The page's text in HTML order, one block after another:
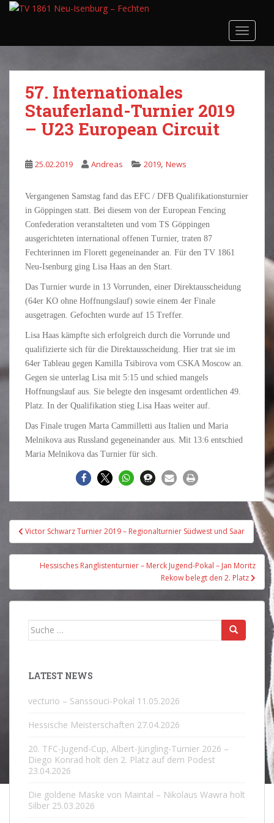
p
57. Internationales
Stauferland-Turnier 2019
– U23 European Circuit
25.02.2019 Andreas 2019, News
Vergangenen Samstag fand das EFC / DFB Qualifikationsturnier
in Göppingen statt. Bei diesem von der European Fencing
Confederation veranstalteten und vom TS Göppingen
ausgerichteten international offenen Turnier, traten 87
Fechterinnen im Florett gegeneinander an. Für den TV 1861
Neu-Isenburg ging Lisa Haas an den Start.
Das Turnier wurde in 13 Vorrunden, einer Direktausscheidung
(64er KO ohne Hoffnungslauf) sowie einem 4er Finale
ausgetragen. Gefochten wurde auf 15 Treffer.
Lisa Haas kämpfte sich erfolgreich durch die Vorrunde und
qualifizierte sich für die Direktausscheidung. Hier trat sie im
64er Tableau gegen Kamilla Tsibirova vom CSKA Moscow an.
Gegen sie unterlag Lisa mit 5:15 und schied mangels
Hoffnungslauf aus. Sie belegte den insgesamt ordentlichen 49.
Platz. In der Qualifikation stieg Lisa Haas weiter auf.
Das Finale trugen Marta Cammilletti aus Italien und Maria
Melnikova aus Russland gegeneinander aus. Mit 13:6 entschied
Maria Melnikova das Turnier für sich.
Beitragsnavigation
Victor Schwarz Turnier 2019 – Regionalturnier Südwest und Saar
Hessisches Ranglistenturnier – Merck Jugend-Pokal – Jan Moritz
Rekow belegt den 2. Platz
Suche
LATEST NEWS
vecturio – Sanssouci-Pokal 11.05.2026
Hessische Meisterschaften 27.04.2026
20. TFC-Jugend-Cup, Albert-Jüngling-Turnier 2026 –
Diego Konrad holt den 2. Platz auf dem Podest
23.04.2026
Die goldene Maske von Maintal – Nikolaus Wawra holt
Silber 25.03.2026